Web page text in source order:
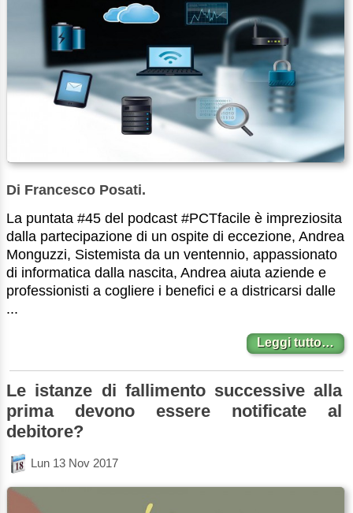
Di Francesco Posati.
La puntata #45 del podcast #PCTfacile è impreziosita
dalla partecipazione di un ospite di eccezione, Andrea
Monguzzi, Sistemista da un ventennio, appassionato
di informatica dalla nascita, Andrea aiuta aziende e
professionisti a cogliere i benefici e a districarsi dalle
...
Leggi tutto…
Le istanze di fallimento successive alla
prima devono essere notificate al
debitore?
Lun 13 Nov 2017